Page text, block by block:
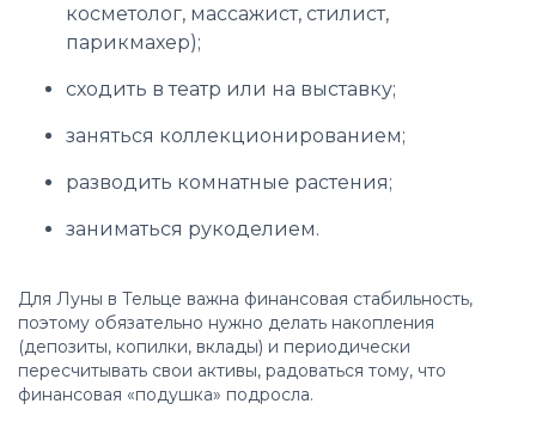
косметолог, массажист, стилист,
парикмахер);
сходить в театр или на выставку;
заняться коллекционированием;
разводить комнатные растения;
заниматься рукоделием.
Для Луны в Тельце важна финансовая стабильность,
поэтому обязательно нужно делать накопления
(депозиты, копилки, вклады) и периодически
пересчитывать свои активы, радоваться тому, что
финансовая «подушка» подросла.